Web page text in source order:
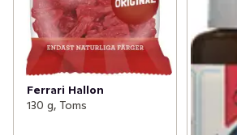
Ferrari Hallon
130 g, Toms